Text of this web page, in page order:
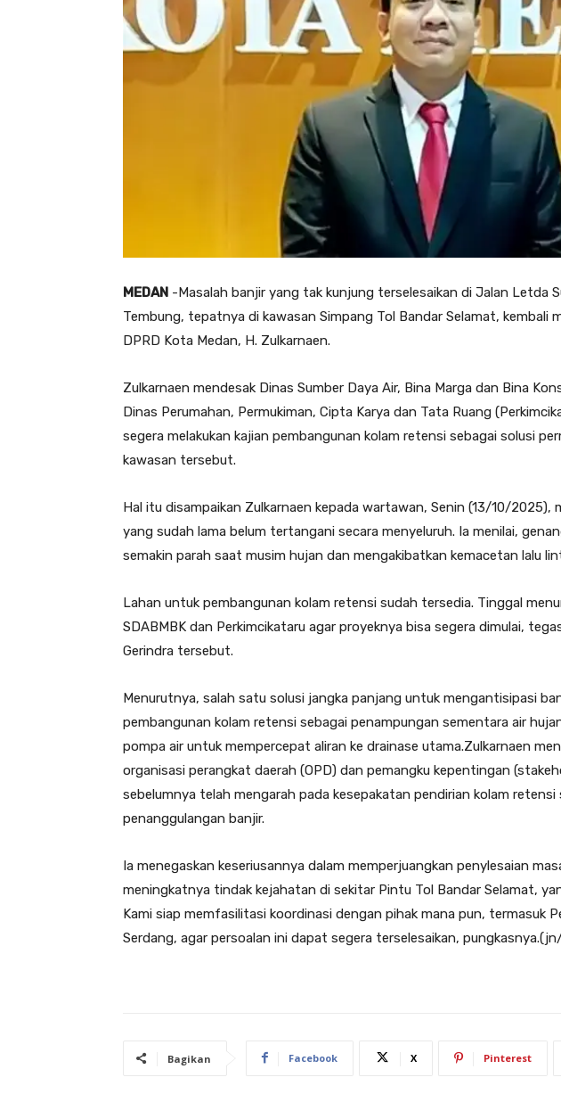
MEDAN -Masalah banjir yang tak kunjung terselesaikan di Jalan Letda
Tembung, tepatnya di kawasan Simpang Tol Bandar Selamat, kembali
DPRD Kota Medan, H. Zulkarnaen.
Zulkarnaen mendesak Dinas Sumber Daya Air, Bina Marga dan Bina
Dinas Perumahan, Permukiman, Cipta Karya dan Tata Ruang
segera melakukan kajian pembangunan kolam retensi sebagai solusi
kawasan tersebut.
Hal itu disampaikan Zulkarnaen kepada wartawan, Senin (13/10/2025),
yang sudah lama belum tertangani secara menyeluruh. Ia menilai,
semakin parah saat musim hujan dan mengakibatkan kemacetan lalu
Lahan untuk pembangunan kolam retensi sudah tersedia. Tinggal
SDABMBK dan Perkimcikataru agar proyeknya bisa segera dimulai,
Gerindra tersebut.
Menurutnya, salah satu solusi jangka panjang untuk mengantisipasi
pembangunan kolam retensi sebagai penampungan sementara air
pompa air untuk mempercepat aliran ke drainase utama.Zulkarnaen
organisasi perangkat daerah (OPD) dan pemangku kepentingan
sebelumnya telah mengarah pada kesepakatan pendirian kolam
penanggulangan banjir.
Ia menegaskan keseriusannya dalam memperjuangkan penylesaian
meningkatnya tindak kejahatan di sekitar Pintu Tol Bandar Selamat,
Kami siap memfasilitasi koordinasi dengan pihak mana pun, termasuk
Serdang, agar persoalan ini dapat segera terselesaikan,
Bagikan Facebook X Pinterest